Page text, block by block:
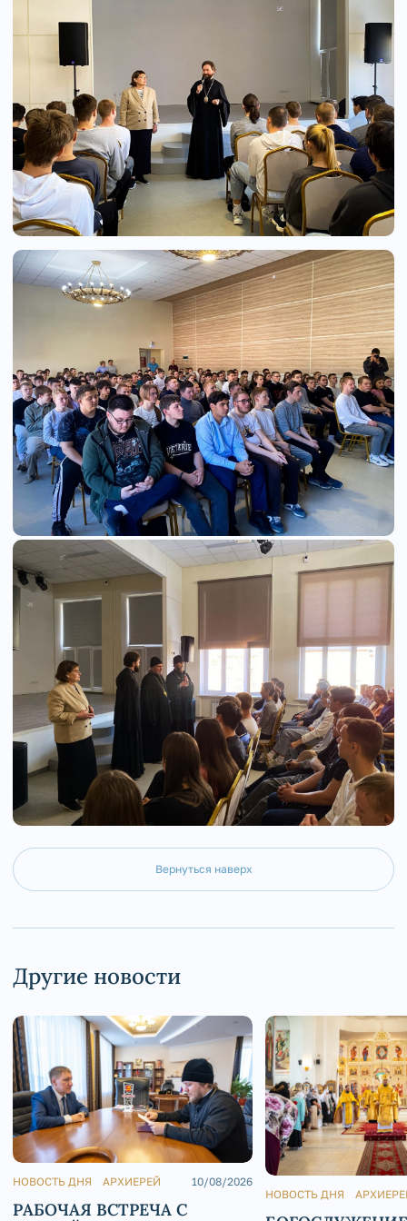
Вернуться наверх
Другие новости
НОВОСТЬ ДНЯ АРХИЕРЕЙ 10/08/2026
РАБОЧАЯ ВСТРЕЧА С
НОВОСТЬ ДНЯ